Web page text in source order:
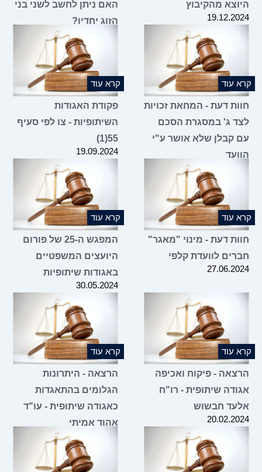
היוצא מהקיבוץ
19.12.2024
האם ניתן לחשב לשני בני
הזוג יחדיו?
קרא עוד
חוות דעת - המחאת זכויות
לצד ג' במסגרת הסכם
עם קבלן שלא אושר ע"י
הוועד
קרא עוד
פקודת האגודות
השיתופיות - צו לפי סעיף
55(1)
19.09.2024
קרא עוד
חוות דעת - מינוי "מאגר"
חברים לוועדת קלפי
27.06.2024
קרא עוד
המפגש ה-25 של פורום
היועצים המשפטיים
באגודות שיתופיות
30.05.2024
קרא עוד
הרצאה - פיקוח ואכיפה
אגודה שיתופית - רו"ח
אלעד חבשוש
20.02.2024
קרא עוד
הרצאה - היתרונות
הגלומים בהתאגדות
כאגודה שיתופית - עו"ד
אהוד אמיתי